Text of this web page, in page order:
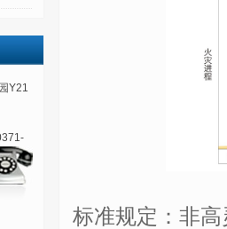
Y21
标准规定：非